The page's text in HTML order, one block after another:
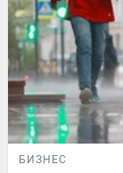
БИЗНЕС